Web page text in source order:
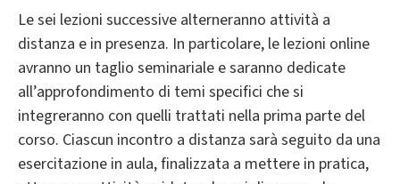
Le sei lezioni successive alterneranno attività a
distanza e in presenza. In particolare, le lezioni online
avranno un taglio seminariale e saranno dedicate
all’approfondimento di temi specifici che si
integreranno con quelli trattati nella prima parte del
corso. Ciascun incontro a distanza sarà seguito da una
esercitazione in aula, finalizzata a mettere in pratica,